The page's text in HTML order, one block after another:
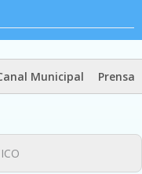
Municipal Prensa